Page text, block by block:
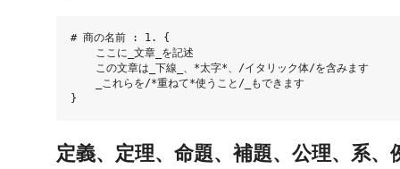
# 商の名前 : 1. {
    ここに_文章_を記述
    この文章は_下線_、*太字*、/イタリック体/を含みます
    _これらを/*重ねて*使うこと/_もできます
定義、定理、命題、補題、公理、系、